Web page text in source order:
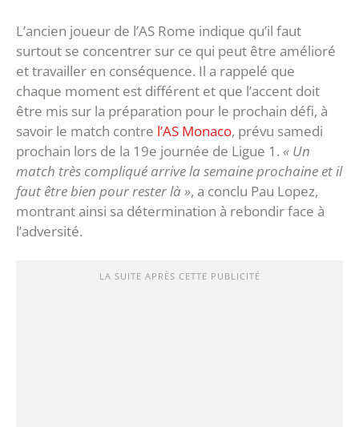
L’ancien joueur de l’AS Rome indique qu’il faut
surtout se concentrer sur ce qui peut être amélioré
et travailler en conséquence. Il a rappelé que
chaque moment est différent et que l’accent doit
être mis sur la préparation pour le prochain défi, à
savoir le match contre l’AS Monaco, prévu samedi
prochain lors de la 19e journée de Ligue 1. « Un
match très compliqué arrive la semaine prochaine et il
faut être bien pour rester là », a conclu Pau Lopez,
montrant ainsi sa détermination à rebondir face à
l’adversité.
LA SUITE APRÈS CETTE PUBLICITÉ